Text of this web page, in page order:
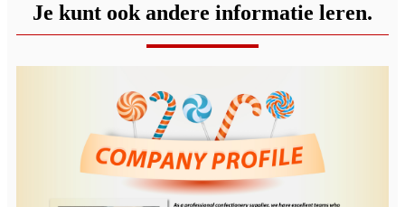
Je kunt ook andere informatie leren.